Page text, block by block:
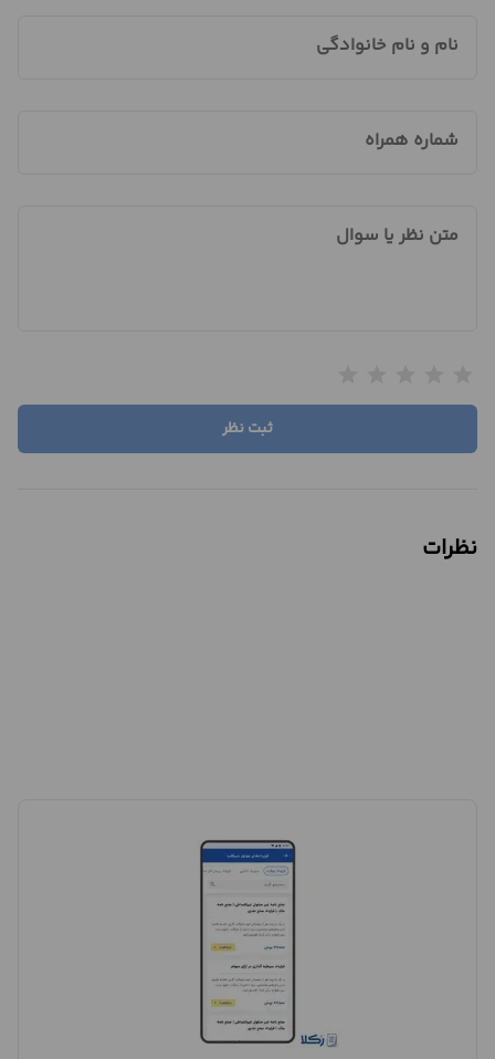
نام و نام خانوادگی
شماره همراه
متن نظر یا سوال
ثبت نظر
نظرات